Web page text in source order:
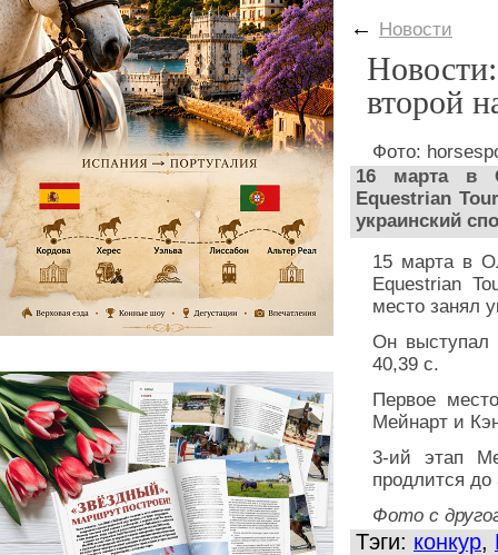
← Новости
второй
Фото:
16 марта в
Equestrian
украинский
15 марта в
Equestrian
место занял
Он выступал
40,39 с.
Первое
Мейнарт и
3-ий этап
продлится до
Фото с
Тэги: конкур,